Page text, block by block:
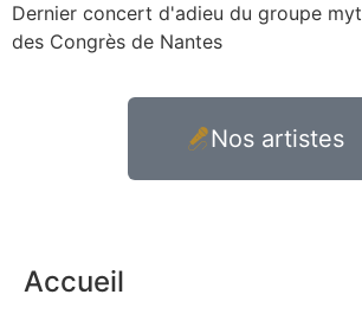
Dernier concert d'adieu du groupe
des Congrès de Nantes
Nos artistes
Accueil